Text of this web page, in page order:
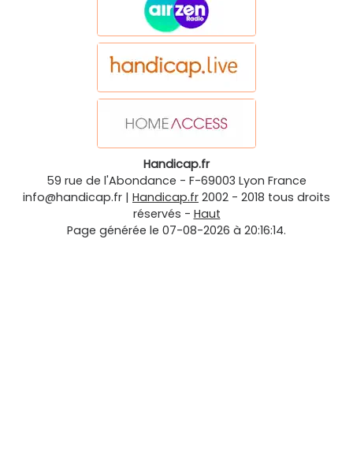
Handicap.fr
59 rue de l'Abondance - F-69003 Lyon France
info@handicap.fr | Handicap.fr 2002 - 2018 tous droits
réservés - Haut
Page générée le 07-08-2026 à 20:16:14.